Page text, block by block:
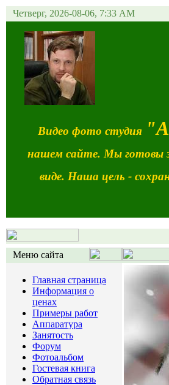
Четверг, 2026-08-06, 7:33 AM
Видео фото студия
нашем сайте. Мы готовы
виде. Наша цель -
Меню сайта
Главная страница
Информация о
ценах
Примеры работ
Аппаратура
Занятость
Форум
Фотоальбом
Гостевая книга
Обратная связь